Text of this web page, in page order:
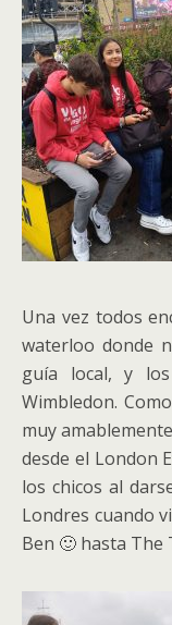
Una vez todos
waterloo donde
guía local, y
Wimbledon.
muy
desde el London
los chicos al
Londres cuando
Ben 🙂 hasta